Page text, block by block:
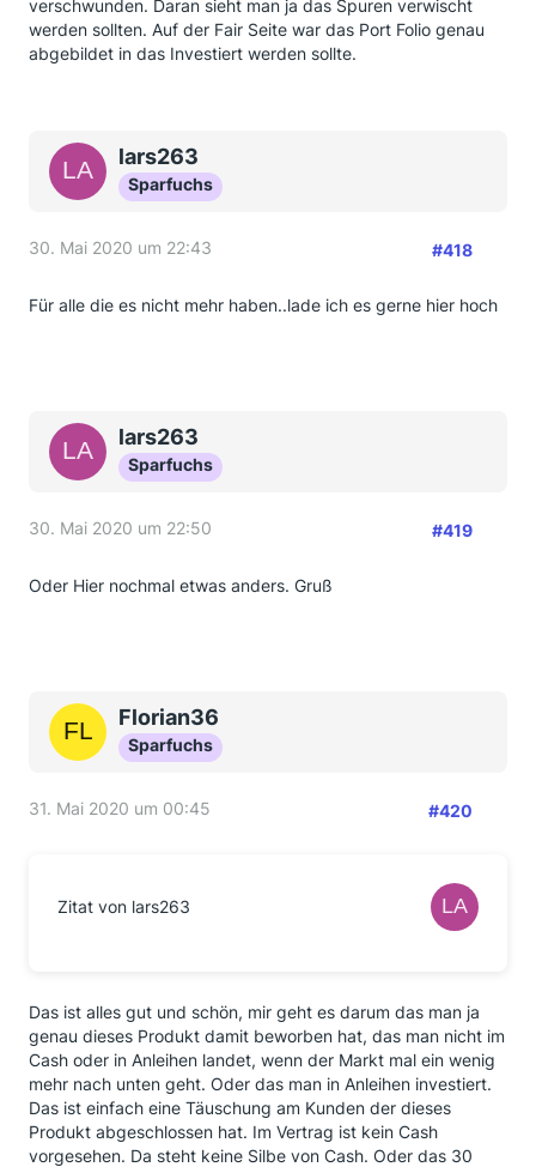
verschwunden. Daran sieht man ja das Spuren verwischt
werden sollten. Auf der Fair Seite war das Port Folio genau
abgebildet in das Investiert werden sollte.
lars263
Sparfuchs
30. Mai 2020 um 22:43 #418
Für alle die es nicht mehr haben..lade ich es gerne hier hoch
lars263
Sparfuchs
30. Mai 2020 um 22:50 #419
Oder Hier nochmal etwas anders. Gruß
Florian36
Sparfuchs
31. Mai 2020 um 00:45 #420
Zitat von lars263
Das ist alles gut und schön, mir geht es darum das man ja
genau dieses Produkt damit beworben hat, das man nicht im
Cash oder in Anleihen landet, wenn der Markt mal ein wenig
mehr nach unten geht. Oder das man in Anleihen investiert.
Das ist einfach eine Täuschung am Kunden der dieses
Produkt abgeschlossen hat. Im Vertrag ist kein Cash
vorgesehen. Da steht keine Silbe von Cash. Oder das 30